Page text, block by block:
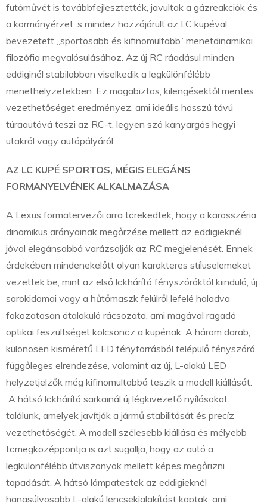
futóművét is továbbfejlesztették, javultak a gázreakciók és
a kormányérzet, s mindez hozzájárult az LC kupéval
bevezetett „sportosabb és kifinomultabb” menetdinamikai
filozófia megvalósulásához. Az új RC ráadásul minden
eddiginél stabilabban viselkedik a legkülönfélébb
menethelyzetekben. Ez magabiztos, kilengésektől mentes
vezethetőséget eredményez, ami ideális hosszú távú
túraautóvá teszi az RC-t, legyen szó kanyargós hegyi
utakról vagy autópályáról.
AZ LC KUPÉ SPORTOS, MÉGIS ELEGÁNS
FORMANYELVÉNEK ALKALMAZÁSA
A Lexus formatervezői arra törekedtek, hogy a karosszéria
dinamikus arányainak megőrzése mellett az eddigieknél
jóval elegánsabbá varázsolják az RC megjelenését. Ennek
érdekében mindenekelőtt olyan karakteres stíluselemeket
vezettek be, mint az első lökhárító fényszóróktól kiinduló, új
sarokidomai vagy a hűtőmaszk felülről lefelé haladva
fokozatosan átalakuló rácsozata, ami magával ragadó
optikai feszültséget kölcsönöz a kupénak. A három darab,
különösen kisméretű LED fényforrásból felépülő fényszóró
függőleges elrendezése, valamint az új, L-alakú LED
helyzetjelzők még kifinomultabbá teszik a modell kiállását.
A hátsó lökhárító sarkainál új légkivezető nyílásokat
találunk, amelyek javítják a jármű stabilitását és precíz
vezethetőségét. A modell szélesebb kiállása és mélyebb
tömegközéppontja is azt sugallja, hogy az autó a
legkülönfélébb útviszonyok mellett képes megőrizni
tapadását. A hátsó lámpatestek az eddigieknél
hangsúlyosabb L-alakú lencsekialakítást kaptak, ami